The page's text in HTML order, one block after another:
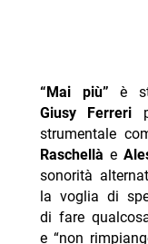
“Mai più” è
Giusy Ferreri
strumentale
Raschellà e
sonorità
la voglia di
di fare
e “non